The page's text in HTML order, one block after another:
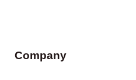
Company